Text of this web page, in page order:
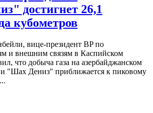
достигнет 26,1
кубометров
вице-президент BP по
и внешним связям в Каспийском
что добыча газа на азербайджанском
"Шах Дениз" приближается к пиковому